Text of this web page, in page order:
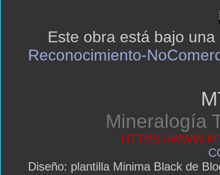
Este obra está bajo una
Reconocimiento-
Mineralogía
HTTPS://
Diseño: plantilla Minima Black de